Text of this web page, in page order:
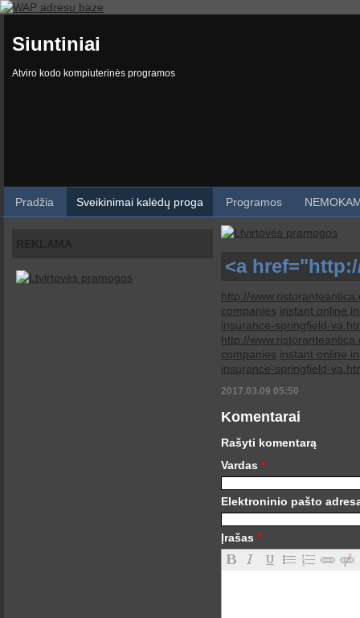
Siuntiniai
Atviro kodo kompiuterinės programos
Pradžia Sveikinimai kalėdų proga Programos
<a
http://
companies instant online
insurance-springfield-
http://
companies instant online
insurance-springfield-
2017.03.09 05:50
Komentarai
Rašyti komentarą
Vardas *
Elektroninio pašto
Įrašas *